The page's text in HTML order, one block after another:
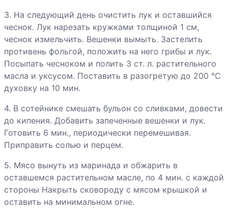
ирландски
Картофель с
печенкой
оладьи с
курицей
Кебабы
Котлеты из
говядины по-
корейски
3. На следующий день очистить лук и оставшийся
чеснок. Лук нарезать кружками толщиной 1 см,
чеснок измельчить. Вешенки вымыть. Застелить
противень фольгой, положить на него грибы и лук.
Посыпать чесноком и полить 3 ст. л. растительного
масла и уксусом. Поставить в разогретую до 200 °С
духовку на 10 мин.
4. В сотейнике смешать бульон со сливками, довести
до кипения. Добавить запеченные вешенки и лук.
Готовить 6 мин., периодически перемешивая.
Приправить солью и перцем.
5. Мясо вынуть из маринада и обжарить в
оставшемся растительном масле, по 4 мин. с каждой
стороны Накрыть сковороду с мясом крышкой и
оставить на минимальном огне.